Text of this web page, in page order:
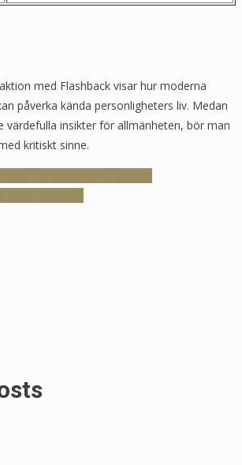
med Flashback visar hur moderna
påverka kända personligheters liv. Medan
värdefulla insikter för allmänheten, bör man
kritiskt sinne.